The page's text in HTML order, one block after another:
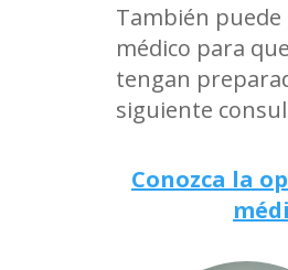
También puede
médico para
tengan
siguiente
Conozca la